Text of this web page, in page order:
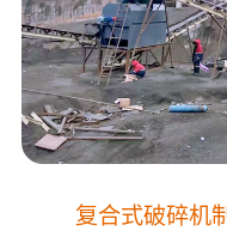
复合式破碎机